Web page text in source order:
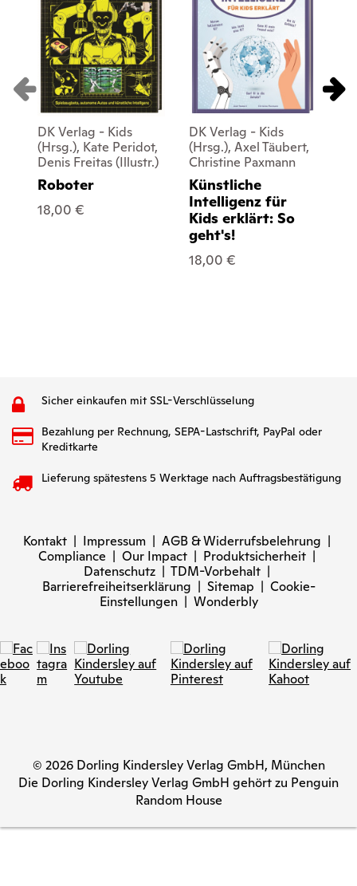
DK Verlag - Kids
(Hrsg.), Kate Peridot,
Denis Freitas (Illustr.)
Roboter
18,00 €
DK Verlag - Kids
(Hrsg.), Axel Täubert,
Christine Paxmann
Künstliche
Intelligenz für
Kids erklärt: So
geht's!
18,00 €
Sicher einkaufen mit SSL-Verschlüsselung
Bezahlung per Rechnung, SEPA-Lastschrift, PayPal oder
Kreditkarte
Lieferung spätestens 5 Werktage nach Auftragsbestätigung
Kontakt | Impressum | AGB & Widerrufsbelehrung |
Compliance | Our Impact | Produktsicherheit |
Datenschutz | TDM-Vorbehalt |
Barrierefreiheitserklärung | Sitemap | Cookie-
Einstellungen| Wonderbly
© 2026 Dorling Kindersley Verlag GmbH, München
Die Dorling Kindersley Verlag GmbH gehört zu Penguin
Random House